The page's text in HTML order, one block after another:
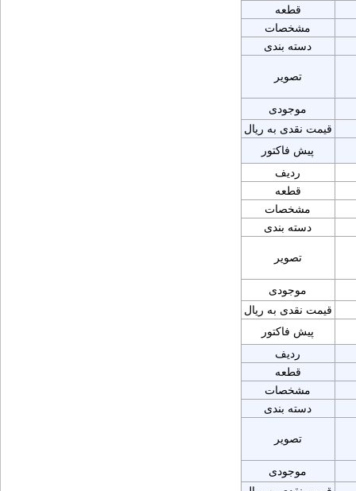
قطعه
مشخصات
دسته بندی
تصویر
موجودی
قیمت نقدی به ریال
پیش فاکتور
ردیف
قطعه
مشخصات
دسته بندی
تصویر
موجودی
قیمت نقدی به ریال
پیش فاکتور
ردیف
قطعه
مشخصات
دسته بندی
تصویر
موجودی